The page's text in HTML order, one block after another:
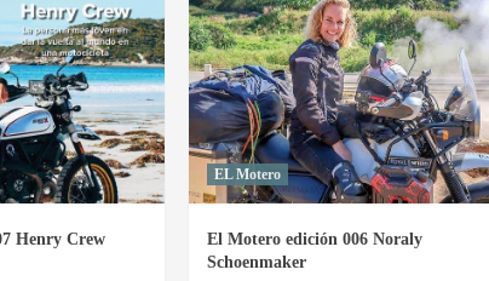
edición
010
Gianna
Velarde
Henry Crew
EL Motero
El Motero edición 006 Noraly
Schoenmaker